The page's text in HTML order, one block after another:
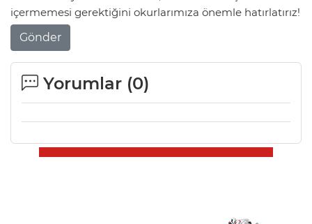
içermemesi gerektiğini okurlarımıza önemle hatırlatırız!
Gönder
Yorumlar (0)